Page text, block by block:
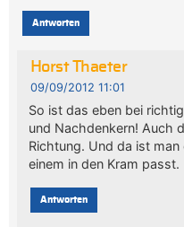
Antworten
Horst Thaeter
09/09/2012 11:01
So ist das eben bei
und Nachdenkern! Auch
Richtung. Und da ist
einem in den Kram passt.
Antworten